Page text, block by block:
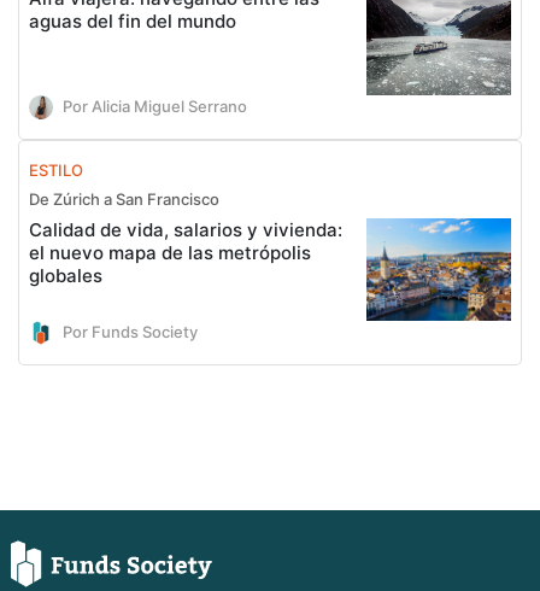
aguas del fin del mundo
Por Alicia Miguel Serrano
ESTILO
De Zúrich a San Francisco
Calidad de vida, salarios y vivienda:
el nuevo mapa de las metrópolis
globales
Por Funds Society